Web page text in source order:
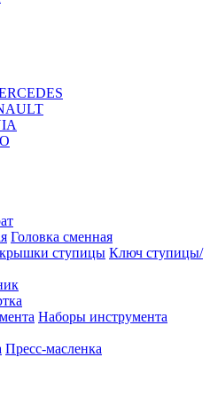
Головка сменная
Ключ ступицы/
Наборы инструмента
Пресс-масленка